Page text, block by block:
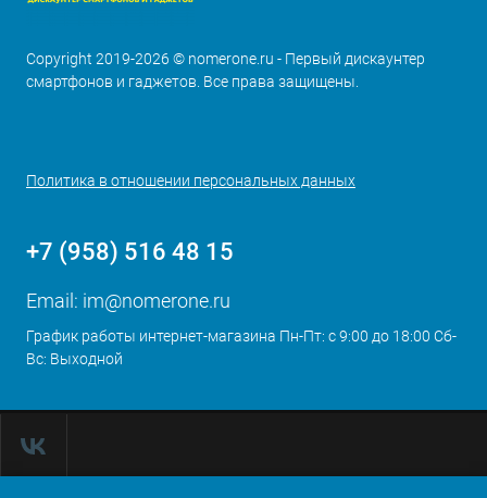
Copyright 2019-2026 © nomerone.ru - Первый дискаунтер
смартфонов и гаджетов. Все права защищены.
Политика в отношении персональных данных
+7 (958) 516 48 15
Email: im@nomerone.ru
График работы интернет-магазина Пн-Пт: с 9:00 до 18:00 Сб-
Вс: Выходной